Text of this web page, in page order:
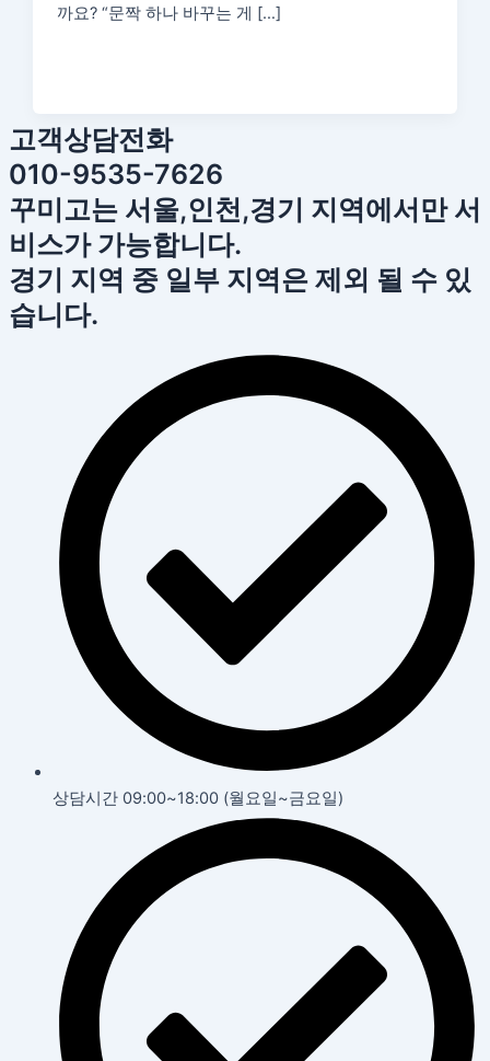
까요? “문짝 하나 바꾸는 게 […]
고객상담전화
010-9535-7626
꾸미고는 서울,인천,경기 지역에서만 서
비스가 가능합니다.
경기 지역 중 일부 지역은 제외 될 수 있
습니다.
상담시간 09:00~18:00 (월요일~금요일)